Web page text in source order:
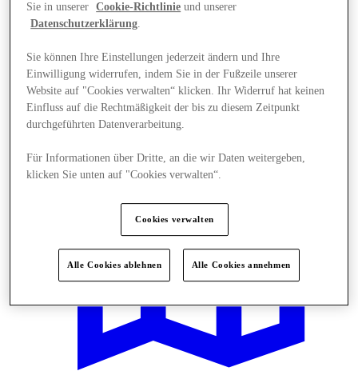
Angebote
Sie in unserer
Cookie-Richtlinie und unserer
Datenschutzerklärung.
Sie können Ihre Einstellungen jederzeit ändern und Ihre
Einwilligung widerrufen, indem Sie in der Fußzeile unserer
Website auf "Cookies verwalten“ klicken. Ihr Widerruf hat keinen
Einfluss auf die Rechtmäßigkeit der bis zu diesem Zeitpunkt
durchgeführten Datenverarbeitung.
Für Informationen über Dritte, an die wir Daten weitergeben,
klicken Sie unten auf "Cookies verwalten“.
Cookies verwalten
Alle Cookies ablehnen Alle Cookies annehmen